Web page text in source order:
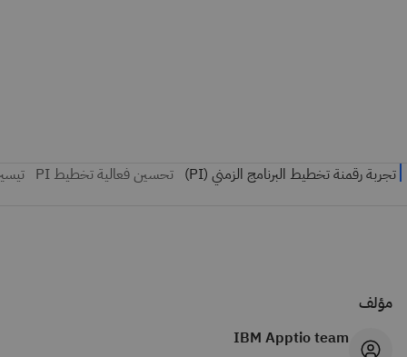
مؤلف
IBM Apptio team